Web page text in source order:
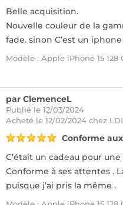
Belle acquisition.
Nouvelle couleur de la
fade. sinon C’est un
Modèle : Apple iPhone 15 128
par ClemenceL
Publié le 12/03/2024
Acheté le 12/02/2024 chez
Conforme
C’était un cadeau pour
Conforme à ses attentes .
puisque j’ai pris la même .